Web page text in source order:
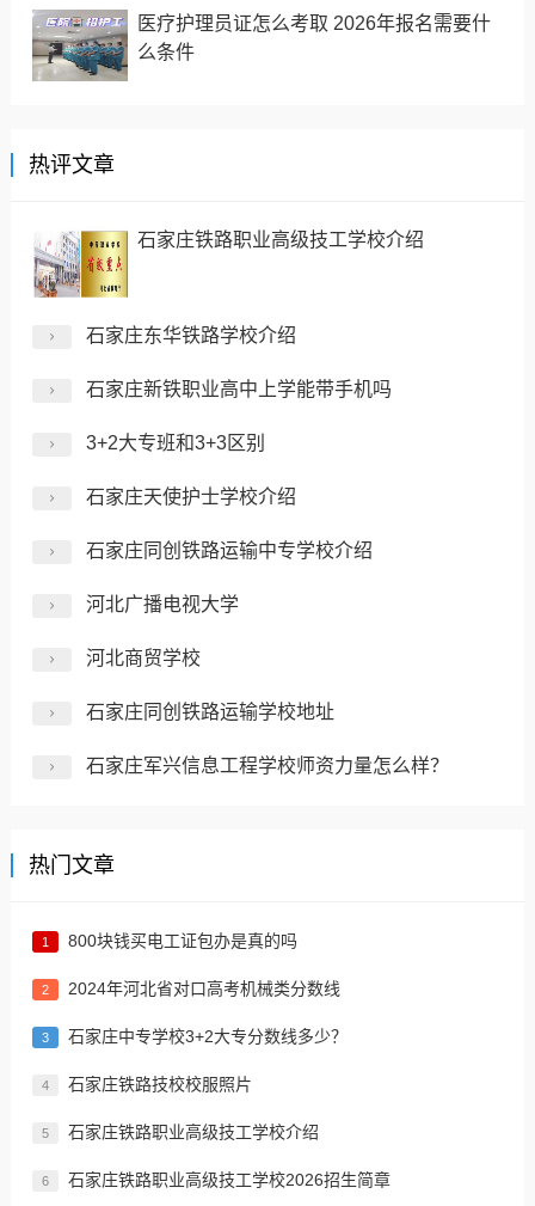
医疗护理员证怎么考取 2026年报名需要什
么条件
热评文章
石家庄铁路职业高级技工学校介绍
石家庄东华铁路学校介绍
石家庄新铁职业高中上学能带手机吗
3+2大专班和3+3区别
石家庄天使护士学校介绍
石家庄同创铁路运输中专学校介绍
河北广播电视大学
河北商贸学校
石家庄同创铁路运输学校地址
石家庄军兴信息工程学校师资力量怎么样？
热门文章
1 800块钱买电工证包办是真的吗
2 2024年河北省对口高考机械类分数线
3 ​石家庄中专学校3+2大专分数线多少？
4 石家庄铁路技校校服照片
5 石家庄铁路职业高级技工学校介绍
6 石家庄铁路职业高级技工学校2026招生简章